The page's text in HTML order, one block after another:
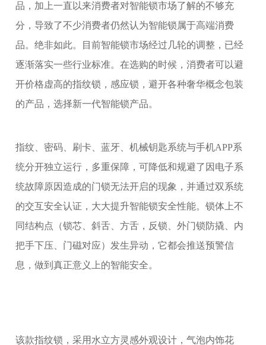
品，加上一直以来消费者对智能锁市场了解的不够充
分，导致了不少消费者仍然认为智能锁属于高端消费
品。绝非如此。目前智能锁市场经过几轮的调整，已经
逐渐落实一些行业标准。在选购的时候，消费者可以避
开价格虚高的指纹锁，感应锁，避开各种奢华概念包装
的产品，选择新一代智能锁产品。
指纹、密码、刷卡、蓝牙、机械钥匙系统与手机APP系
统分开独立运行，多重保障，可降低和规避了因电子系
统故障原因造成的门锁无法开启的现象，并通过双系统
的交互安全认证，大大提升智能锁安全性能。锁体上不
同结构点（锁芯、斜舌、方舌，反锁、外门锁防撬、内
把手下压、门磁对应）发生异动，它都会推送预警信
息，做到真正意义上的智能安全。
该款指纹锁，采用水立方灵感外观设计，气泡内饰花